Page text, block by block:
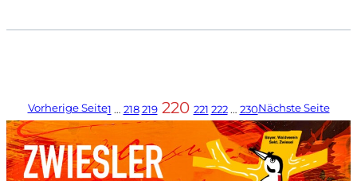
Vorherige Seite1 … 218 219 220 221 222 … 230Nächste Seite